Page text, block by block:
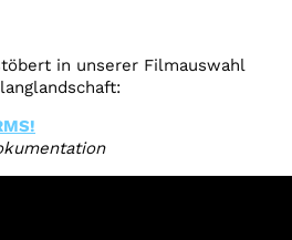
in unserer Filmauswahl